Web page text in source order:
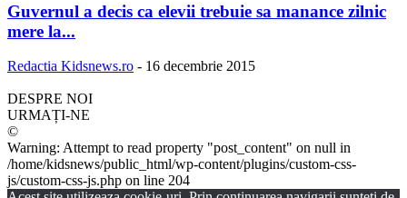
Guvernul a decis ca elevii trebuie sa manance zilnic
mere la...
Redactia Kidsnews.ro - 16 decembrie 2015
DESPRE NOI
URMAȚI-NE
©
Warning: Attempt to read property "post_content" on null in
/home/kidsnews/public_html/wp-content/plugins/custom-css-
js/custom-css-js.php on line 204